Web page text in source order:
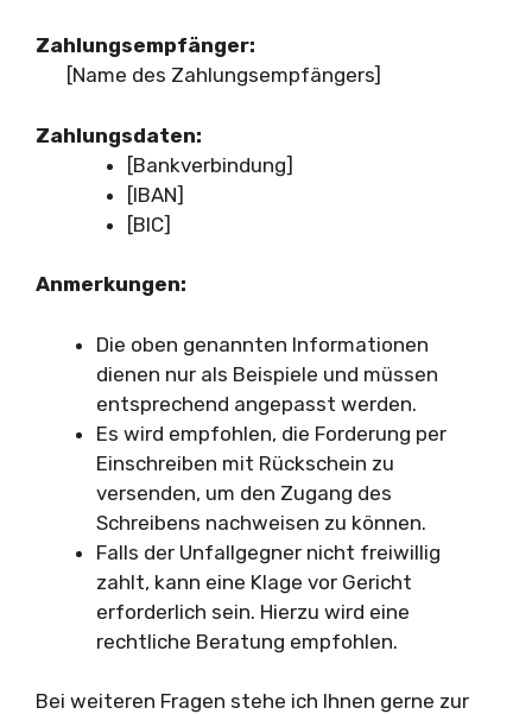
Zahlungsempfänger:
[Name des Zahlungsempfängers]
Zahlungsdaten:
[Bankverbindung]
[IBAN]
[BIC]
Anmerkungen:
Die oben genannten Informationen
dienen nur als Beispiele und müssen
entsprechend angepasst werden.
Es wird empfohlen, die Forderung per
Einschreiben mit Rückschein zu
versenden, um den Zugang des
Schreibens nachweisen zu können.
Falls der Unfallgegner nicht freiwillig
zahlt, kann eine Klage vor Gericht
erforderlich sein. Hierzu wird eine
rechtliche Beratung empfohlen.
Bei weiteren Fragen stehe ich Ihnen gerne zur